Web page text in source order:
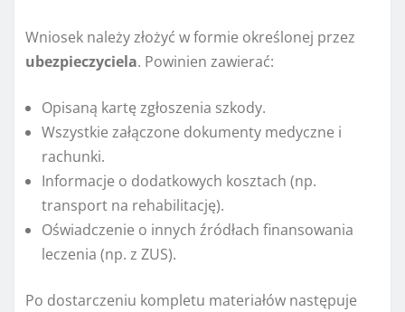
Wniosek należy złożyć w formie określonej przez
ubezpieczyciela. Powinien zawierać:
Opisaną kartę zgłoszenia szkody.
Wszystkie załączone dokumenty medyczne i
rachunki.
Informacje o dodatkowych kosztach (np.
transport na rehabilitację).
Oświadczenie o innych źródłach finansowania
leczenia (np. z ZUS).
Po dostarczeniu kompletu materiałów następuje